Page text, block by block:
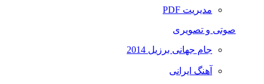
مدیریت PDF
صوتی و تصویری
جام جهانی برزیل 2014
آهنگ ایرانی